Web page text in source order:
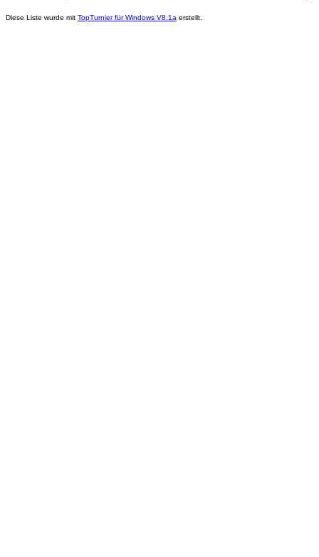
Diese Liste wurde mit TopTurnier für Windows V8.1a erstellt.